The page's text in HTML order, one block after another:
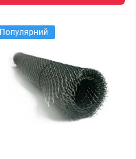
Популярний